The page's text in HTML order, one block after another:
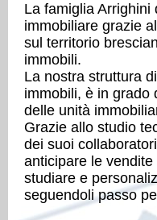
La famiglia
immobiliare grazie
sul territorio
immobili.
La nostra struttura
immobili, è in grado
delle unità
Grazie allo studio
dei suoi
anticipare le
studiare e
seguendoli passo